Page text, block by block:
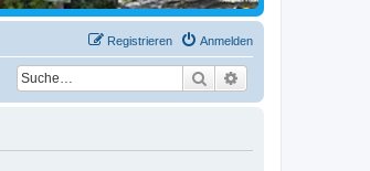
Anmelden
Registrieren
Suche